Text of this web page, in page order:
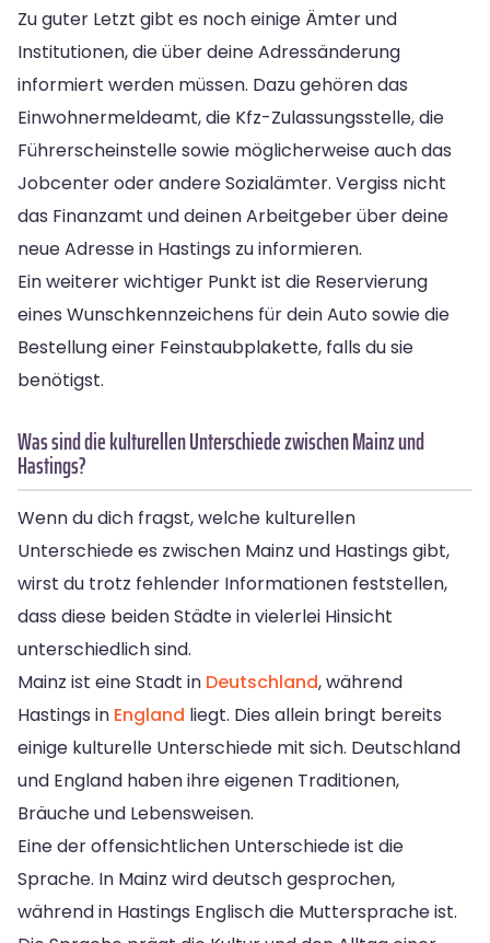
Zu guter Letzt gibt es noch einige Ämter und
Institutionen, die über deine Adressänderung
informiert werden müssen. Dazu gehören das
Einwohnermeldeamt, die Kfz-Zulassungsstelle, die
Führerscheinstelle sowie möglicherweise auch das
Jobcenter oder andere Sozialämter. Vergiss nicht
das Finanzamt und deinen Arbeitgeber über deine
neue Adresse in Hastings zu informieren.
Ein weiterer wichtiger Punkt ist die Reservierung
eines Wunschkennzeichens für dein Auto sowie die
Bestellung einer Feinstaubplakette, falls du sie
benötigst.
Was sind die kulturellen Unterschiede zwischen Mainz und
Hastings?
Wenn du dich fragst, welche kulturellen
Unterschiede es zwischen Mainz und Hastings gibt,
wirst du trotz fehlender Informationen feststellen,
dass diese beiden Städte in vielerlei Hinsicht
unterschiedlich sind.
Mainz ist eine Stadt in Deutschland, während
Hastings in England liegt. Dies allein bringt bereits
einige kulturelle Unterschiede mit sich. Deutschland
und England haben ihre eigenen Traditionen,
Bräuche und Lebensweisen.
Eine der offensichtlichen Unterschiede ist die
Sprache. In Mainz wird deutsch gesprochen,
während in Hastings Englisch die Muttersprache ist.